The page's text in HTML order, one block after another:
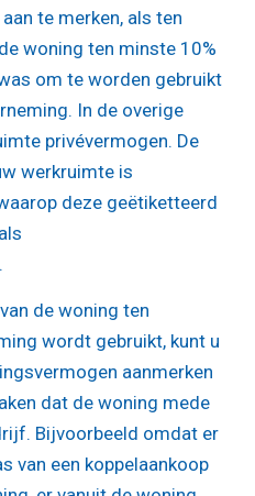
te merken, als ten
woning ten minste 10%
om te worden gebruikt
In de overige
privévermogen. De
werkruimte is
deze geëtiketteerd
de woning ten
wordt gebruikt, kunt u
aanmerken
dat de woning mede
Bijvoorbeeld omdat er
van een koppelaankoop